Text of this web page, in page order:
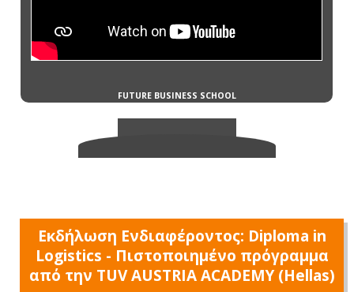
Εκδήλωση Ενδιαφέροντος: Diploma in
Logistics - Πιστοποιημένο πρόγραμμα
από την TUV AUSTRIA ACADEMY (Hellas)